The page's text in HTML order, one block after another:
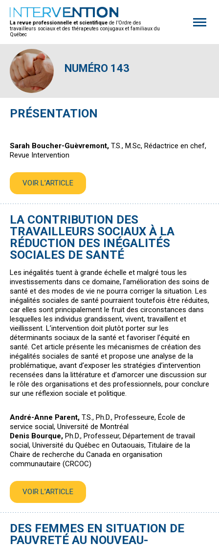
La revue professionnelle et scientifique de l’Ordre des
travailleurs sociaux et des thérapeutes conjugaux et familiaux du
Québec
site
NUMÉRO 143
PRÉSENTATION
Sarah Boucher-Guèvremont, T.S., M.Sc, Rédactrice en chef,
Revue Intervention
VOIR L’ARTICLE
LA CONTRIBUTION DES
TRAVAILLEURS SOCIAUX À LA
RÉDUCTION DES INÉGALITÉS
SOCIALES DE SANTÉ
Les inégalités tuent à grande échelle et malgré tous les
investissements dans ce domaine, l’amélioration des soins de
santé et des modes de vie ne pourra corriger la situation. Les
inégalités sociales de santé pourraient toutefois être réduites,
car elles sont principalement le fruit des circonstances dans
lesquelles les individus grandissent, vivent, travaillent et
vieillissent. L’intervention doit plutôt porter sur les
déterminants sociaux de la santé et favoriser l’équité en
santé. Cet article présente les mécanismes de création des
inégalités sociales de santé et propose une analyse de la
problématique, avant d’exposer les stratégies d’intervention
recensées dans la littérature et d’amorcer une discussion sur
le rôle des organisations et des professionnels, pour conclure
sur une réflexion sociale et politique.
André-Anne Parent, T.S., Ph.D., Professeure, École de
service social, Université de Montréal
Denis Bourque, Ph.D., Professeur, Département de travail
social, Université du Québec en Outaouais, Titulaire de la
Chaire de recherche du Canada en organisation
communautaire (CRCOC)
VOIR L’ARTICLE
DES FEMMES EN SITUATION DE
PAUVRETÉ AU NOUVEAU-